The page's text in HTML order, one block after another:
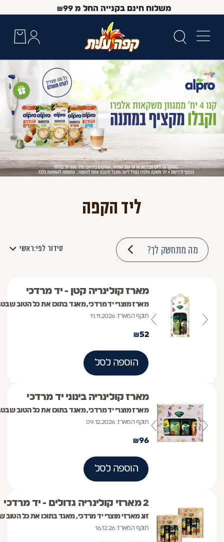
משלוח חינם בקנייה החל מ ₪99
ליד הקפה
מה מתחשק לך? סידור לפי:ראשי
מארז קולינריה קטן - יד מרדכי
מארז מוצרי יד מרדכי, מאגד בתוכו את כל הטוב
תוקף המארז: 11.11.2026
52
₪
הוספה לסל
מארז קולינריה בינוני יד מרדכי
מארז מוצרי יד מרדכי, מאגד בתוכו את כל הטוב
תוקף המארז: 09.12.2026
96
₪
הוספה לסל
2 מארזי קולינריה גדולים - יד מרדכי
זוג מארזי מוצרי יד מרדכי, מאגד בתוכו את כל
תוקף המארז: 16.12.26